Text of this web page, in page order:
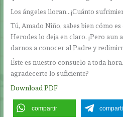
Los ángeles lloran…¡Cuánto
Tú, Amado Niño, sabes bien cómo
Herodes lo deja en claro. ¡Pero aun
darnos a conocer al Padre y
Éste es nuestro consuelo a toda
agradecerte lo suficiente?
Download PDF
compartir